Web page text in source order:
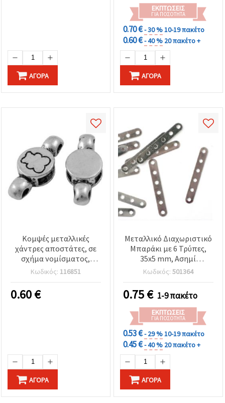
ΑΓΟΡΆ
ΕΚΠΤΏΣΕΙΣ
ΓΙΑ ΠΟΣΌΤΗΤΑ
0.70 €- 30 %10-19 πακέτο
0.60 €- 40 % 20 πακέτο +
ΑΓΟΡΆ
Κομψές μεταλλικές
χάντρες αποστάτες, σε
σχήμα νομίσματος,
ασημί, 19.5x8.5x4.5 mm,
οπή 2 mm – 5 τεμ.,
ιδανικές για χειροποίητα
κοσμήματα και
Κωδικός: 116851
0.60€
ΑΓΟΡΆ
Μεταλλικό Διαχωριστικό
Μπαράκι με 6 Τρύπες,
35x5 mm, Ασημί
Απόχρωση - 50 τεμ.
Κωδικός: 501364
0.75€ 1-9 πακέτο
ΕΚΠΤΏΣΕΙΣ
ΓΙΑ ΠΟΣΌΤΗΤΑ
0.53 €- 29 %10-19 πακέτο
0.45 €- 40 % 20 πακέτο +
ΑΓΟΡΆ